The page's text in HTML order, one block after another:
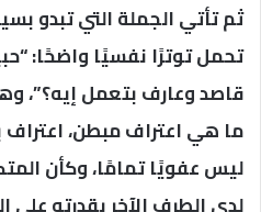
ثم تأتي الجملة التي تبدو
تحمل توترًا نفسيًا واضحًا:
قاصد وعارف بتعمل إيه؟”،
ما هي اعتراف مبطن، اعتراف
ليس عفويًا تمامًا، وكأن